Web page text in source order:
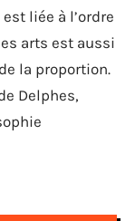
liée à l’ordre
arts est aussi
la proportion.
Delphes,